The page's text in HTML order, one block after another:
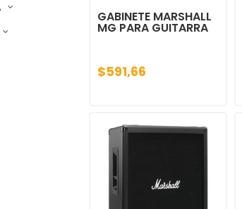
GABINETE MARSHALL
MG PARA GUITARRA
$591,66